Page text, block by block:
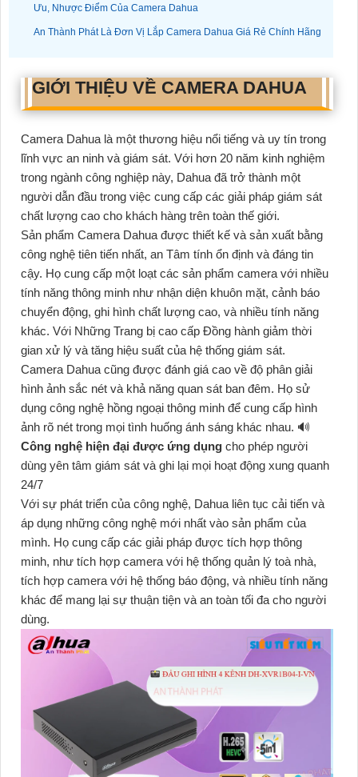
Ưu, Nhược Điểm Của Camera Dahua
An Thành Phát Là Đơn Vị Lắp Camera Dahua Giá Rẻ Chính Hãng
GIỚI THIỆU VỀ CAMERA DAHUA
Camera Dahua là một thương hiệu nổi tiếng và uy tín trong
lĩnh vực an ninh và giám sát. Với hơn 20 năm kinh nghiệm
trong ngành công nghiệp này, Dahua đã trở thành một
người dẫn đầu trong việc cung cấp các giải pháp giám sát
chất lượng cao cho khách hàng trên toàn thế giới.
Sản phẩm Camera Dahua được thiết kế và sản xuất bằng
công nghệ tiên tiến nhất, an Tâm tính ổn định và đáng tin
cậy. Họ cung cấp một loạt các sản phẩm camera với nhiều
tính năng thông minh như nhận diện khuôn mặt, cảnh báo
chuyển động, ghi hình chất lượng cao, và nhiều tính năng
khác. Với Những Trang bị cao cấp Đồng hành giảm thời
gian xử lý và tăng hiệu suất của hệ thống giám sát.
Camera Dahua cũng được đánh giá cao về độ phân giải
hình ảnh sắc nét và khả năng quan sát ban đêm. Họ sử
dụng công nghệ hồng ngoại thông minh để cung cấp hình
ảnh rõ nét trong mọi tình huống ánh sáng khác nhau. 🔊
Công nghệ hiện đại được ứng dụng cho phép người
dùng yên tâm giám sát và ghi lại mọi hoạt động xung quanh
24/7
Với sự phát triển của công nghệ, Dahua liên tục cải tiến và
áp dụng những công nghệ mới nhất vào sản phẩm của
mình. Họ cung cấp các giải pháp được tích hợp thông
minh, như tích hợp camera với hệ thống quản lý toà nhà,
tích hợp camera với hệ thống báo động, và nhiều tính năng
khác để mang lại sự thuận tiện và an toàn tối đa cho người
dùng.